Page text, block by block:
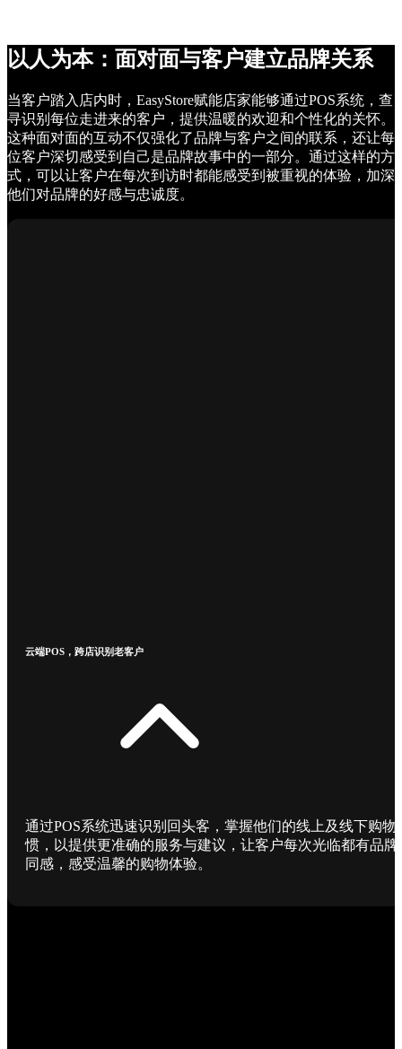
以人为本：面对面与客户建立品牌关系
当客户踏入店内时，EasyStore赋能店家能够通过POS系统，查
寻识别每位走进来的客户，提供温暖的欢迎和个性化的关怀。
这种面对面的互动不仅强化了品牌与客户之间的联系，还让每
位客户深切感受到自己是品牌故事中的一部分。通过这样的方
式，可以让客户在每次到访时都能感受到被重视的体验，加深
他们对品牌的好感与忠诚度。
云端POS，跨店识别老客户
通过POS系统迅速识别回头客，掌握他们的线上及线下购物
惯，以提供更准确的服务与建议，让客户每次光临都有品牌
同感，感受温馨的购物体验。